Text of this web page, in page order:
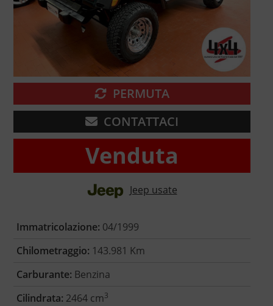
PERMUTA
CONTATTACI
Venduta
Jeep usate
Immatricolazione: 04/1999
Chilometraggio: 143.981 Km
Carburante: Benzina
Cilindrata: 2464 cm3